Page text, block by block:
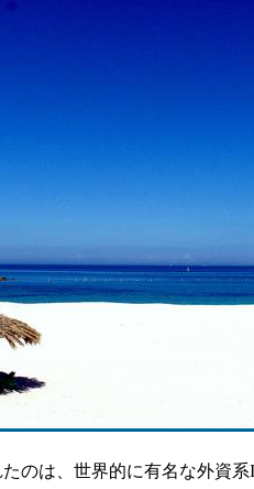
のは、世界的に有名な外資系